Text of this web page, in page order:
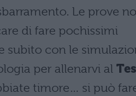
Le prove
di fare pochissimi
subito con le
per allenarvi al
timore… si può